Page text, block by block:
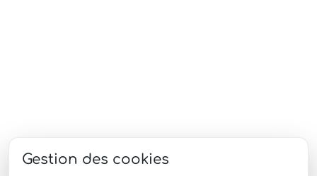
Gestion des cookies